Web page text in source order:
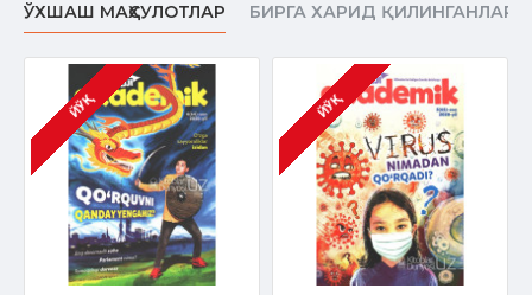
ЎХШАШ МАҲСУЛОТЛАР БИРГА ХАРИД ҚИЛИНГАНЛАР
ЙЎҚ ЙЎҚ